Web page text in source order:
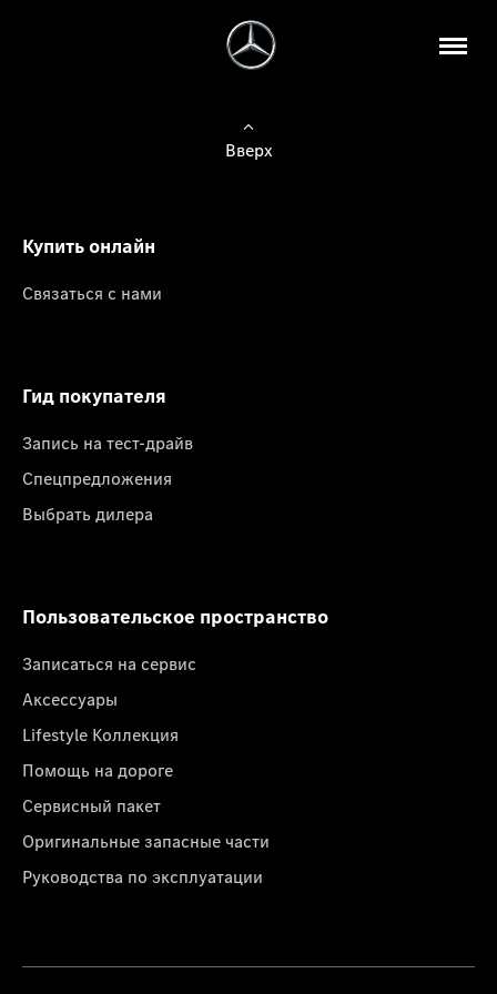
Вверх
Купить онлайн
Связаться с нами
Гид покупателя
Запись на тест-драйв
Спецпредложения
Выбрать дилера
Пользовательское пространство
Записаться на сервис
Аксессуары
Lifestyle Коллекция
Помощь на дороге
Сервисный пакет
Оригинальные запасные части
Руководства по эксплуатации